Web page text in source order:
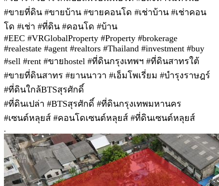
#ขายที่ดิน #ขายบ้าน #ขายคอนโด #เช่าบ้าน #เช่าคอน
โด #เช่า #ที่ดิน #คอนโด #บ้าน
#EEC #VRGlobalProperty #Property #brokerage
#realestate #agent #realtors #Thailand #investment #buy
#sell #rent #ขายhostel #ที่ดินกรุงเทพฯ #ที่ดินสาทรใต้
#ขายที่ดินสาทร #ยานนาวา #เอ็มโพเรี่ยม #บำรุงราษฎร์
#ที่ดินใกล้BTSสุรศักดิ์
#ที่ดินเปล่า #BTSสุรศักดิ์ #ที่ดินกรุงเทพมหานคร
#เซนต์หลุยส์ #คอนโดเซนต์หลุยส์ #ที่ดินเซนต์หลุยส์
.